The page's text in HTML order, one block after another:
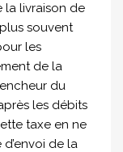
la livraison de
souvent
les
de la
du
les débits
taxe en ne
de la